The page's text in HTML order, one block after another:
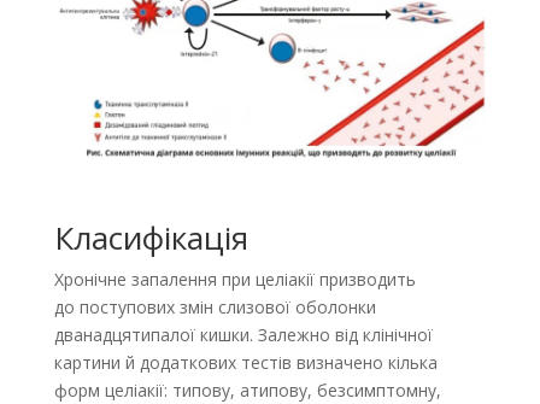
Класифікація
Хронічне запалення при целіакії призводить
до поступових змін слизової оболонки
дванадцятипалої кишки. Залежно від клінічної
картини й додаткових тестів визначено кілька
форм целіакії: типову, атипову, безсимптомну,